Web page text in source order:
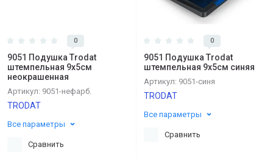
0
9051 Подушка Trodat
штемпельная 9х5см
неокрашенная
Артикул: 9051-нефарб.
TRODAT
Все параметры
Сравнить
0
9051 Подушка Trodat
штемпельная 9х5см синяя
Артикул: 9051-синя
TRODAT
Все параметры
Сравнить